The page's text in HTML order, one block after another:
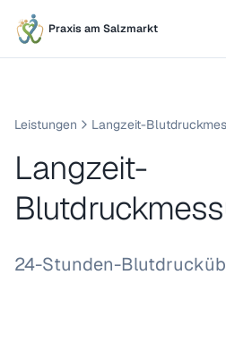
Praxis am Salzmarkt
Leistungen Langzeit-
Langzeit-
24-Stunden-